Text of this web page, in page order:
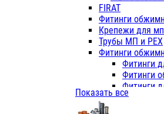
Фитинги
VALFEX
Трубы PE-
Трубы ПП
Трубы ПП
Трубы
Трубы
FIRAT
Фитинги
Крепежи для
Трубы МП и PEX
Фитинги
Фитинги
Фитинги
Фитинги
Фитинги
Показать все